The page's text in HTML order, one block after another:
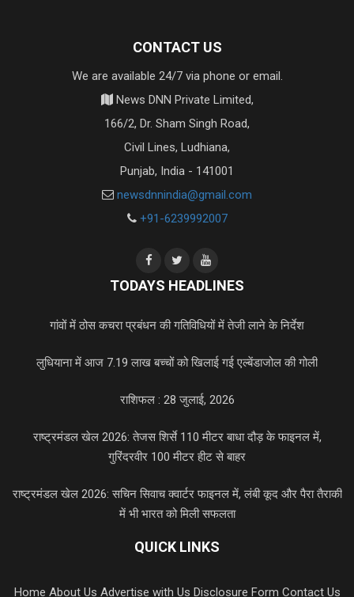
CONTACT US
We are available 24/7 via phone or email.
News DNN Private Limited,
166/2, Dr. Sham Singh Road,
Civil Lines, Ludhiana,
Punjab, India - 141001
newsdnnindia@gmail.com
+91-6239992007
TODAYS HEADLINES
गांवों में ठोस कचरा प्रबंधन की गतिविधियों में तेजी लाने के निर्देश
लुधियाना में आज 7.19 लाख बच्चों को खिलाई गई एल्बेंडाजोल की गोली
राशिफल : 28 जुलाई, 2026
राष्ट्रमंडल खेल 2026: तेजस शिर्से 110 मीटर बाधा दौड़ के फाइनल में,
गुरिंदरवीर 100 मीटर हीट से बाहर
राष्ट्रमंडल खेल 2026: सचिन सिवाच क्वार्टर फाइनल में, लंबी कूद और पैरा तैराकी
में भी भारत को मिली सफलता
QUICK LINKS
Home About Us Advertise with Us Disclosure Form Contact Us